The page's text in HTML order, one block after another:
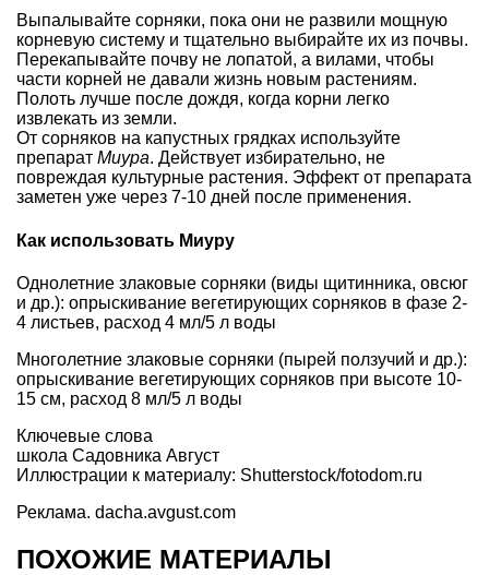
Выпалывайте сорняки, пока они не развили мощную
корневую систему и тщательно выбирайте их из почвы.
Перекапывайте почву не лопатой, а вилами, чтобы
части корней не давали жизнь новым растениям.
Полоть лучше после дождя, когда корни легко
извлекать из земли.
От сорняков на капустных грядках используйте
препарат Миура. Действует избирательно, не
повреждая культурные растения. Эффект от препарата
заметен уже через 7-10 дней после применения.
Как использовать Миуру
Однолетние злаковые сорняки (виды щитинника, овсюг
и др.): опрыскивание вегетирующих сорняков в фазе 2-
4 листьев, расход 4 мл/5 л воды
Многолетние злаковые сорняки (пырей ползучий и др.):
опрыскивание вегетирующих сорняков при высоте 10-
15 см, расход 8 мл/5 л воды
Ключевые слова
школа Садовника Август
Иллюстрации к материалу: Shutterstock/fotodom.ru
Реклама. dacha.avgust.com
ПОХОЖИЕ МАТЕРИАЛЫ